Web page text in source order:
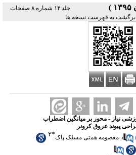
جلد ۱۴ شماره ۸ صفحات
برگشت به فهرست نسخه ها
نیاز - محور بر میانگین اضطراب
پیوند عروق کرونر
، معصومه همتی مسلک پاک*۲